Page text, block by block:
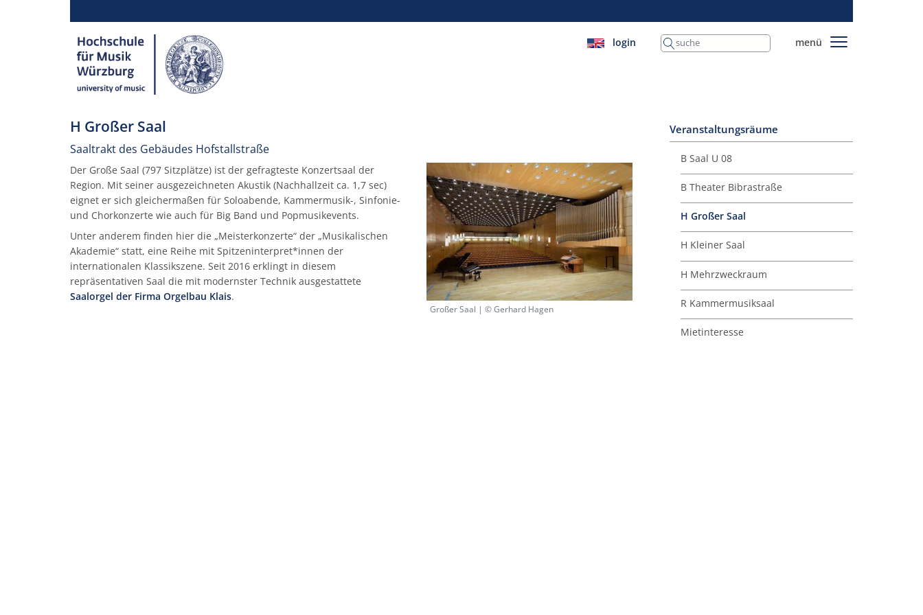
login menü
H Großer Saal
Saaltrakt des Gebäudes Hofstallstraße
Großer Saal | © Gerhard Hagen
Der Große Saal (797 Sitzplätze) ist der gefragteste Konzertsaal der
Region. Mit seiner ausgezeichneten Akustik (Nachhallzeit ca. 1,7 sec)
eignet er sich gleichermaßen für Soloabende, Kammermusik-, Sinfonie-
und Chorkonzerte wie auch für Big Band und Popmusikevents.
Unter anderem finden hier die „Meisterkonzerte“ der „Musikalischen
Akademie“ statt, eine Reihe mit Spitzeninterpret*innen der
internationalen Klassikszene. Seit 2016 erklingt in diesem
repräsentativen Saal die mit modernster Technik ausgestattete
Saalorgel der Firma Orgelbau Klais.
Veranstaltungsräume
B Saal U 08
B Theater Bibra­straße
H Großer Saal
H Kleiner Saal
H Mehrzweckraum
R Kammer­musiksaal
Mietinteresse